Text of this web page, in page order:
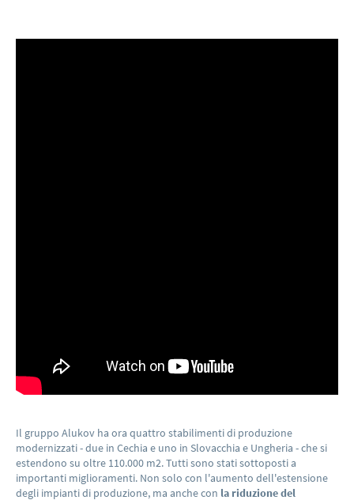
Il gruppo Alukov ha ora quattro stabilimenti di produzione
modernizzati - due in Cechia e uno in Slovacchia e Ungheria - che si
estendono su oltre 110.000 m2. Tutti sono stati sottoposti a
importanti miglioramenti. Non solo con l'aumento dell'estensione
degli impianti di produzione, ma anche con la riduzione del